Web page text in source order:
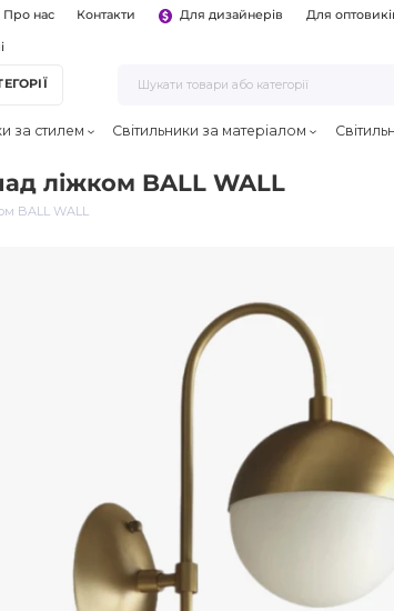
Про нас Контакти Для дизайнерів Для
за стилем Світильники за матеріалом
ліжком BALL WALL
BALL WALL